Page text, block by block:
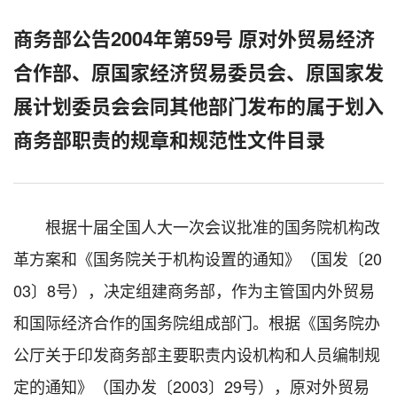
商务部公告2004年第59号 原对外贸易经济
合作部、原国家经济贸易委员会、原国家发
展计划委员会会同其他部门发布的属于划入
商务部职责的规章和规范性文件目录
根据十届全国人大一次会议批准的国务院机构改
革方案和《国务院关于机构设置的通知》（国发〔20
03〕8号），决定组建商务部，作为主管国内外贸易
和国际经济合作的国务院组成部门。根据《国务院办
公厅关于印发商务部主要职责内设机构和人员编制规
定的通知》（国办发〔2003〕29号），原对外贸易